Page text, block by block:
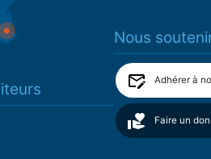
Nous
Adhérer à
Faire un